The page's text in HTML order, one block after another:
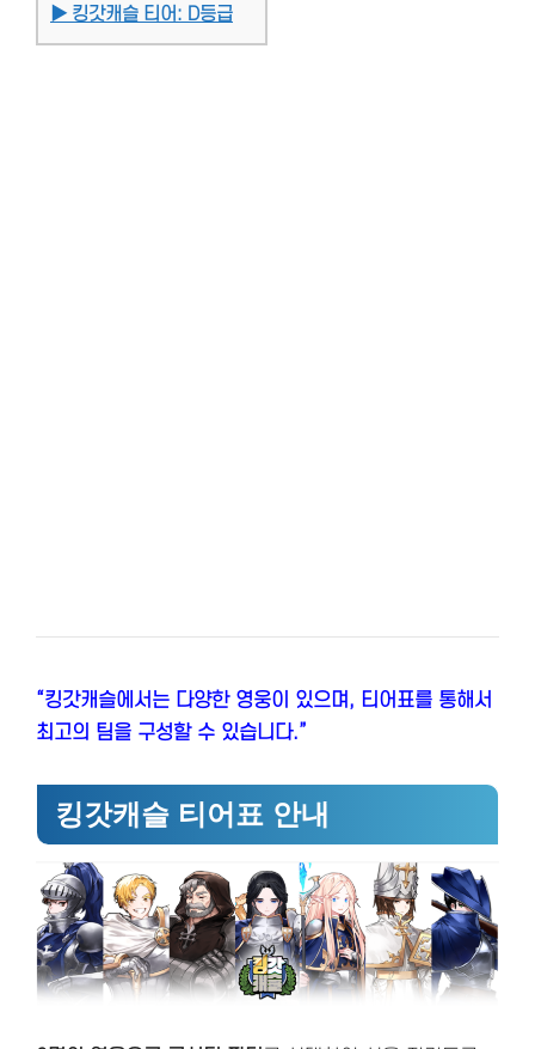
▶ 킹갓캐슬 티어: D등급
“킹갓캐슬에서는 다양한 영웅이 있으며, 티어표를 통해서
최고의 팀을 구성할 수 있습니다.”
킹갓캐슬 티어표 안내